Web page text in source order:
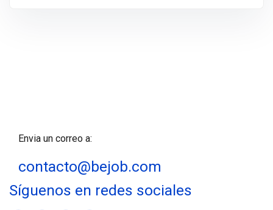
Envia un correo a:
contacto@bejob.com
Síguenos en redes sociales